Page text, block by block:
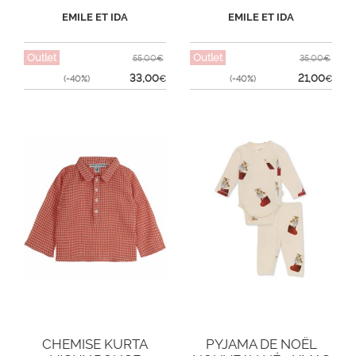
EMILE ET IDA
Outlet
(-40%)
55,00€
33,00€
EMILE ET IDA
Outlet
(-40%)
35,00€
21,00€
CHEMISE KURTA
PYJAMA DE NOËL